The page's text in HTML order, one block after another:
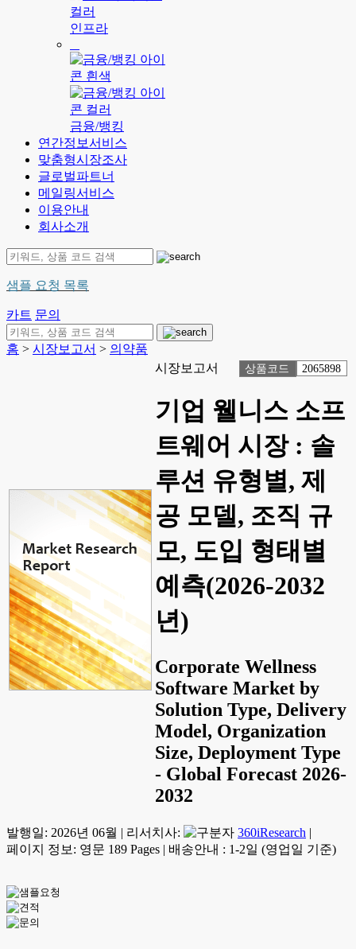
인프라
금융/뱅킹
연간정보서비스
맞춤형시장조사
글로벌파트너
메일링서비스
이용안내
회사소개
샘플 요청 목록
카트 문의
홈 > 시장보고서 > 의약품
시장보고서
상품코드 2065898
기업 웰니스 소프
트웨어 시장 : 솔
루션 유형별, 제
공 모델, 조직 규
모, 도입 형태별
예측(2026-2032
년)
Corporate Wellness
Software Market by
Solution Type, Delivery
Model, Organization
Size, Deployment Type
- Global Forecast 2026-
2032
발행일: 2026년 06월 | 리서치사: 360iResearch |
페이지 정보: 영문 189 Pages | 배송안내 : 1-2일 (영업일 기준)